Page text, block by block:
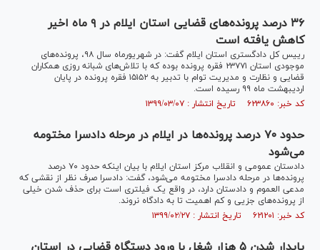
۳۶ درصد پرونده‌های قضایی استان ایلام در ۹ ماه اخیر
کاهش یافته است
رییس کل دادگستری استان ایلام گفت: در شهریورماه سال ۹۸، پرونده‌های
موجودی استان ۲۳۷۷۱ فقره پرونده بوده که با تلاش‌های شبانه روزی همکاران
قضایی و نظارت و مدیریت توام با تدبیر به ۱۵۱۵۲ فقره پرونده در پایان
اردیبهشت ماه ۹۹ رسیده است.
کد خبر: ۶۲۳۸۶۰ تاریخ انتشار : ۱۳۹۹/۰۳/۰۷
حدود ۷۰ درصد پرونده‌ها در ایلام در مرحله دادسرا مختومه
می‌شود
دادستان عمومی و انقلاب مرکز استان ایلام با بیان اینکه حدود ۷۰ درصد
پرونده‌ها در مرحله دادسرا مختومه می‌شود، گفت: دادسرا صرف نظر از نقشی که
مدعی العموم و دادستان دارد، در واقع یک فیلتری است برای حذف شدن خیلی
از پرونده‌های جزیی و کم اهمیت تا به دادگاه نروند.
کد خبر: ۶۲۱۲۰۱ تاریخ انتشار : ۱۳۹۹/۰۲/۲۷